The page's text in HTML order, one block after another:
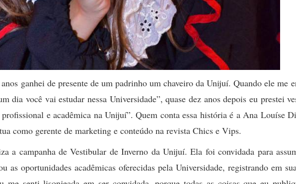
ganhei de presente de um padrinho um chaveiro da Unijuí. Quando ele me
dia você vai estudar nessa Universidade”, quase dez anos depois eu prestei
e acadêmica na Unijuí”. Quem conta essa história é a Ana Louíse
como gerente de marketing e conteúdo na revista Chics e Vips.
a campanha de Vestibular de Inverno da Unijuí. Ela foi convidada para
as oportunidades acadêmicas oferecidas pela Universidade, registrando em